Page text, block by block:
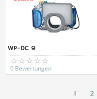
WP-DC 9
0 Bewertungen
1 2